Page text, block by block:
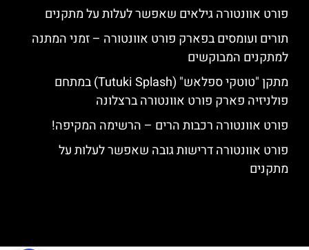
פורט אוונטורה גילאים שאפשר לעלות על מתקנים
תורים ועומסים בפארק פורט אוונטורה – זמני המתנה
למתקנים המבוקשים
מתקן "טוטקי ספלאש" (Tutuki Splash) במתחם
פולניזיה פארק פורט אוונטורה ברצלונה
פורט אוונטורה רכבות הרים – הרשימה המקיפה!
פורט אוונטורה דרישות גובה שאפשר לעלות על
מתקנים